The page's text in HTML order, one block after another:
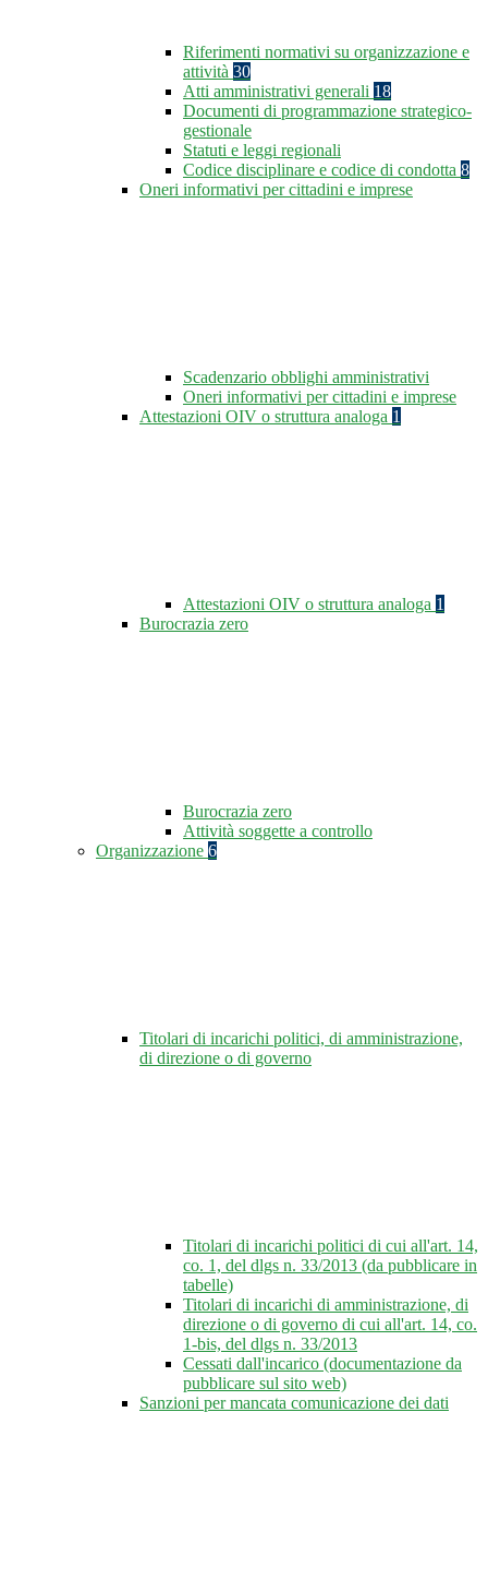
Riferimenti normativi su organizzazione e
attività 30
Atti amministrativi generali 18
Documenti di programmazione strategico-
gestionale
Statuti e leggi regionali
Codice disciplinare e codice di condotta 8
Oneri informativi per cittadini e imprese
Scadenzario obblighi amministrativi
Oneri informativi per cittadini e imprese
Attestazioni OIV o struttura analoga 1
Attestazioni OIV o struttura analoga 1
Burocrazia zero
Burocrazia zero
Attività soggette a controllo
Organizzazione 6
Titolari di incarichi politici, di amministrazione,
di direzione o di governo
Titolari di incarichi politici di cui all'art. 14,
co. 1, del dlgs n. 33/2013 (da pubblicare in
tabelle)
Titolari di incarichi di amministrazione, di
direzione o di governo di cui all'art. 14, co.
1-bis, del dlgs n. 33/2013
Cessati dall'incarico (documentazione da
pubblicare sul sito web)
Sanzioni per mancata comunicazione dei dati